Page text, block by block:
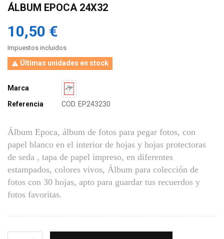
ÁLBUM EPOCA 24X32
10,50 €
Impuestos incluidos
 Últimas unidades en stock
Marca
Referencia
COD. EP243230
Álbum Epoca, álbum de fotos para pegar fotos, con
papel blanco en el interior de hojas y hojas protectoras
de seda , tapa de papel impreso, en diferentes
estampados, colores vivos, Álbum para colección de
fotos con 30 hojas, apto para guardar tus recuerdos y
fotos favoritas.